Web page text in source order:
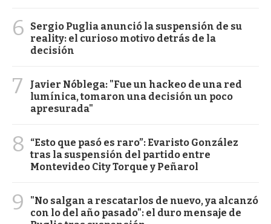
6
Sergio Puglia anunció la suspensión de su
reality: el curioso motivo detrás de la
decisión
7
Javier Nóblega: "Fue un hackeo de una red
lumínica, tomaron una decisión un poco
apresurada"
8
“Esto que pasó es raro”: Evaristo González
tras la suspensión del partido entre
Montevideo City Torque y Peñarol
9
"No salgan a rescatarlos de nuevo, ya alcanzó
con lo del año pasado": el duro mensaje de